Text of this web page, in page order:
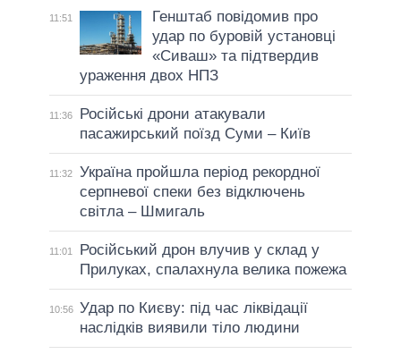
11:51
Генштаб повідомив про
удар по буровій установці
«Сиваш» та підтвердив
ураження двох НПЗ
11:36
Російські дрони атакували
пасажирський поїзд Суми – Київ
11:32
Україна пройшла період рекордної
серпневої спеки без відключень
світла – Шмигаль
11:01
Російський дрон влучив у склад у
Прилуках, спалахнула велика пожежа
10:56 Удар по Києву: під час ліквідації
наслідків виявили тіло людини